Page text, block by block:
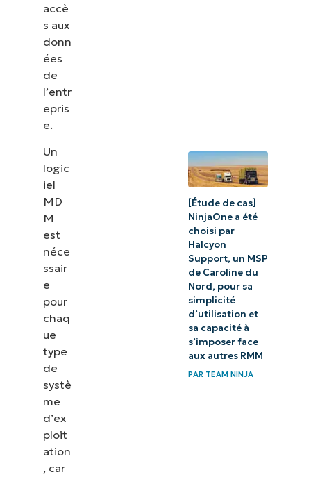
accè
s aux
donn
ées
de
l’entr
epris
e.
Un
logic
iel
MD
M
est
néce
ssair
e
pour
chaq
ue
type
de
systè
me
d’ex
ploit
ation
, car
[Étude de cas]
NinjaOne a été
choisi par
Halcyon
Support, un MSP
de Caroline du
Nord, pour sa
simplicité
d’utilisation et
sa capacité à
s’imposer face
aux autres RMM
PARTEAM NINJA